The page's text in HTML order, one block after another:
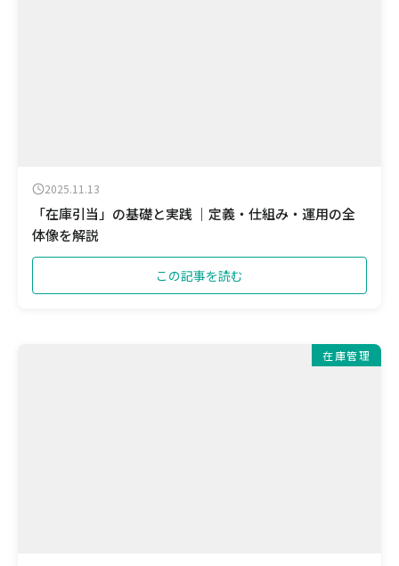
2025.11.13
「在庫引当」の基礎と実践 ｜定義・仕組み・運用の全
体像を解説
この記事を読む
在庫管理